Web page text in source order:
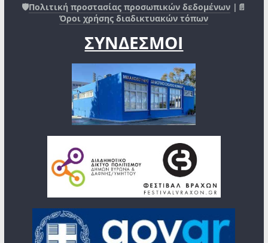
🛡️Πολιτική προστασίας προσωπικών δεδομένων |📄
Όροι χρήσης διαδικτυακών τόπων
ΣΥΝΔΕΣΜΟΙ